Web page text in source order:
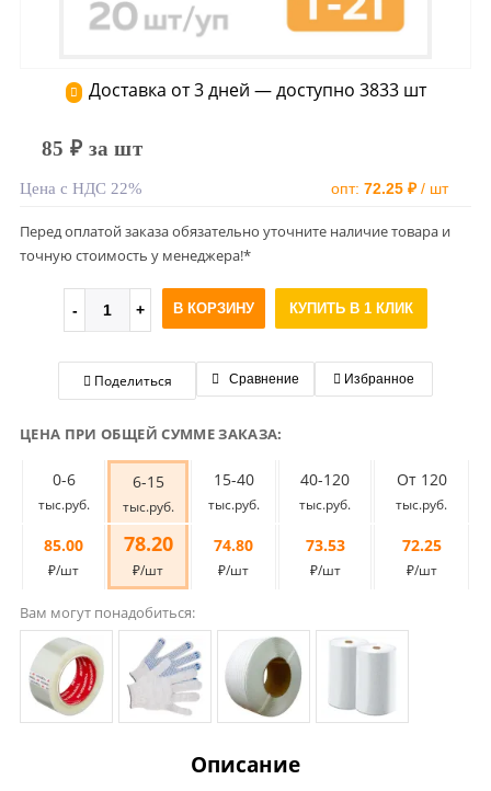
Доставка от 3 дней — доступно 3833 шт
85 ₽ за шт
Цена с НДС 22% опт: 72.25 ₽/ шт
Перед оплатой заказа обязательно уточните наличие товара и
точную стоимость у менеджера!*
В КОРЗИНУ КУПИТЬ В 1 КЛИК
Поделиться Сравнение Избранное
ЦЕНА ПРИ ОБЩЕЙ СУММЕ ЗАКАЗА:
0-6
тыс.руб.
6-15
тыс.руб.
15-40
тыс.руб.
40-120
тыс.руб.
От 120
тыс.руб.
85.00
₽/шт
78.20
₽/шт
74.80
₽/шт
73.53
₽/шт
72.25
₽/шт
Вам могут понадобиться:
Описание